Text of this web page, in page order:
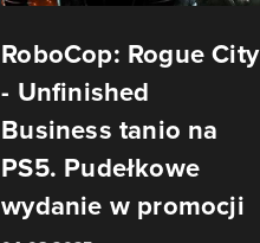
RoboCop: Rogue City
- Unfinished
Business tanio na
PS5. Pudełkowe
wydanie w promocji